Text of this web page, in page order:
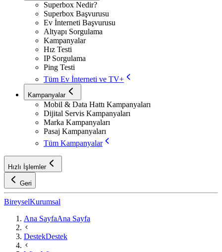
Superbox Nedir?
Superbox Başvurusu
Ev İnterneti Başvurusu
Altyapı Sorgulama
Kampanyalar
Hız Testi
IP Sorgulama
Ping Testi
Tüm Ev İnterneti ve TV+
Kampanyalar
Mobil & Data Hattı Kampanyaları
Dijital Servis Kampanyaları
Marka Kampanyaları
Pasaj Kampanyaları
Tüm Kampanyalar
Hızlı İşlemler
Geri
BireyselKurumsal
Ana SayfaAna Sayfa
DestekDestek